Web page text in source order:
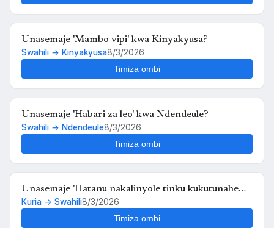
Unasemaje 'Mambo vipi' kwa Kinyakyusa?
Swahili → Kinyakyusa8/3/2026
Timiza ombi
Unasemaje 'Habari za leo' kwa Ndendeule?
Swahili → Ndendeule8/3/2026
Timiza ombi
Unasemaje 'Hatanu nakalinyole tinku kukutunahe
mula uche kunyankya mute' kwa Swahili?
Kuria → Swahili8/3/2026
Timiza ombi